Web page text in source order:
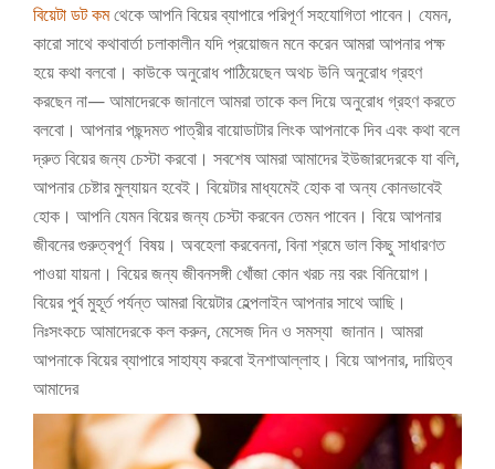
বিয়েটা ডট কমথেকে আপনি বিয়ের ব্যাপারে পরিপূর্ণ সহযোগিতা পাবেন। যেমন,
কারো সাথে কথাবার্তা চলাকালীন যদি প্রয়োজন মনে করেন আমরা আপনার পক্ষ
হয়ে কথা বলবো। কাউকে অনুরোধ পাঠিয়েছেন অথচ উনি অনুরোধ গ্রহণ
করছেন না— আমাদেরকে জানালে আমরা তাকে কল দিয়ে অনুরোধ গ্রহণ করতে
বলবো। আপনার পছন্দমত পাত্রীর বায়োডাটার লিংক আপনাকে দিব এবং কথা বলে
দ্রুত বিয়ের জন্য চেস্টা করবো। সবশেষ আমরা আমাদের ইউজারদেরকে যা বলি,
আপনার চেষ্টার মুল্যায়ন হবেই। বিয়েটার মাধ্যমেই হোক বা অন্য কোনভাবেই
হোক। আপনি যেমন বিয়ের জন্য চেস্টা করবেন তেমন পাবেন। বিয়ে আপনার
জীবনের গুরুত্বপূর্ণ বিষয়। অবহেলা করবেননা, বিনা শ্রমে ভাল কিছু সাধারণত
পাওয়া যায়না। বিয়ের জন্য জীবনসঙ্গী খোঁজা কোন খরচ নয় বরং বিনিয়োগ।
বিয়ের পুর্ব মুহূর্ত পর্যন্ত আমরা বিয়েটার হেল্পলাইন আপনার সাথে আছি।
নিঃসংকচে আমাদেরকে কল করুন, মেসেজ দিন ও সমস্যা জানান। আমরা
আপনাকে বিয়ের ব্যাপারে সাহায্য করবো ইনশাআল্লাহ। বিয়ে আপনার, দায়িত্ব
আমাদের